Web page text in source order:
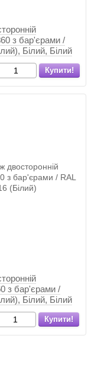
з бар'єрами /
Білий, Білий
Купити!
з бар'єрами /
Білий, Білий
Купити!